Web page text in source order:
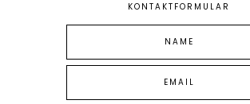
KONTAKTFORMULAR